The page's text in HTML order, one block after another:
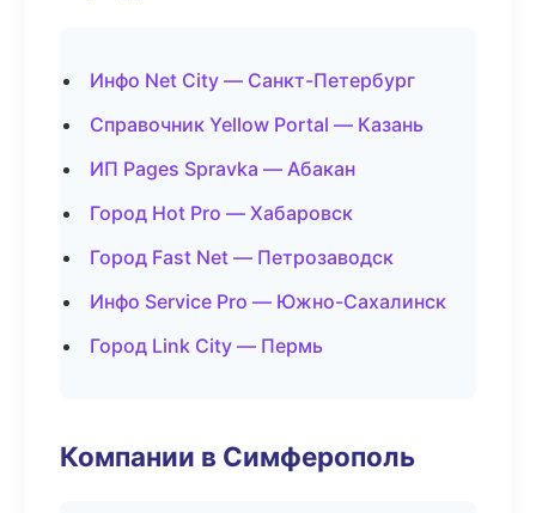
Инфо Net City — Санкт-Петербург
Справочник Yellow Portal — Казань
ИП Pages Spravka — Абакан
Город Hot Pro — Хабаровск
Город Fast Net — Петрозаводск
Инфо Service Pro — Южно-Сахалинск
Город Link City — Пермь
Компании в Симферополь